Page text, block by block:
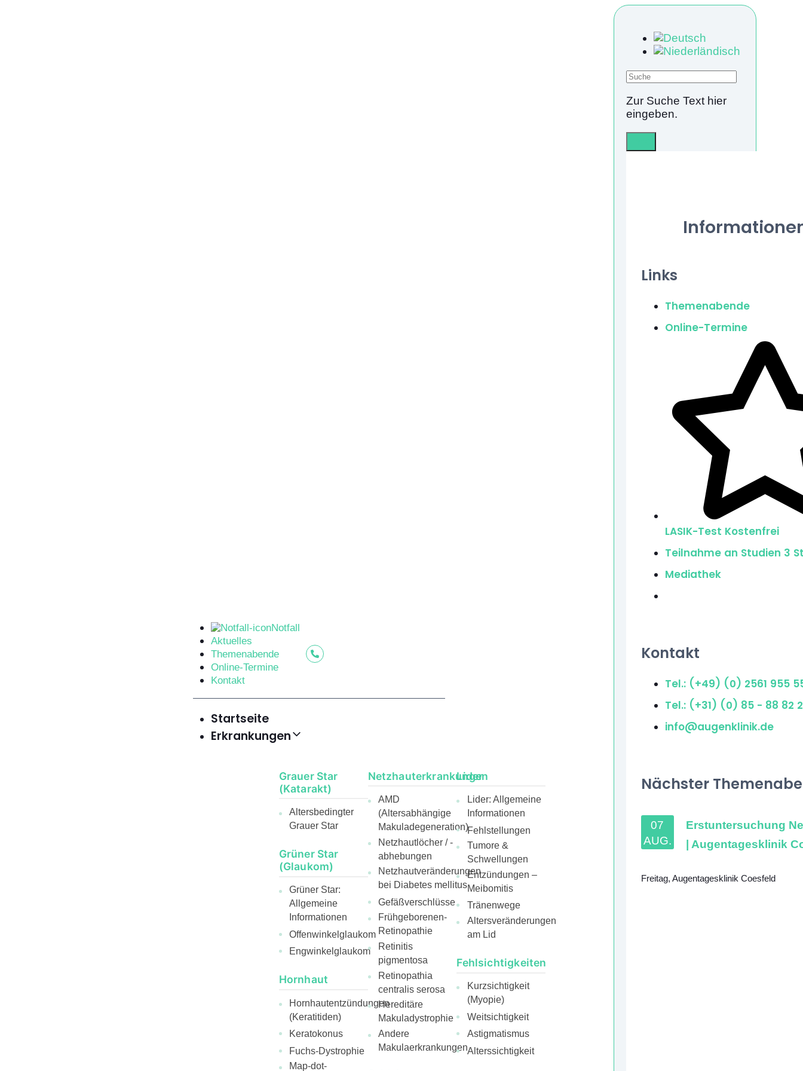
Notfall
Aktuelles
Themenabende
Online-Termine
Kontakt
Startseite
Erkrankungen
Grauer Star
(Katarakt)
Altersbedingter
Grauer Star
Grüner Star
(Glaukom)
Grüner Star:
Allgemeine
Informationen
Offenwinkelglaukom
Engwinkelglaukom
Hornhaut
Hornhautentzündungen
(Keratitiden)
Keratokonus
Fuchs-Dystrophie
Map-dot-
Netzhauterkrankungen
AMD
(Altersabhängige
Makuladegeneration)
Netzhautlöcher / -
abhebungen
Netzhautveränderungen
bei Diabetes mellitus
Gefäßverschlüsse
Frühgeborenen-
Retinopathie
Retinitis
pigmentosa
Retinopathia
centralis serosa
Hereditäre
Makuladystrophie
Andere
Makulaerkrankungen
Lider
Lider: Allgemeine
Informationen
Fehlstellungen
Tumore &
Schwellungen
Entzündungen –
Meibomitis
Tränenwege
Altersveränderungen
am Lid
Fehlsichtigkeiten
Kurzsichtigkeit
(Myopie)
Weitsichtigkeit
Astigmatismus
Alterssichtigkeit
Zur Suche Text hier
eingeben.
Links
Themenabende
Online-Termine
LASIK-Test Kostenfrei
Teilnahme an Studien 3
Mediathek
Kontakt
Tel.: (+49) (0) 2561 955
Tel.: (+31) (0) 85 - 88 82
info@augenklinik.de
Nächster
07
AUG.
Erstuntersuchung
| Augentagesklinik
Freitag, Augentagesklinik Coesfeld